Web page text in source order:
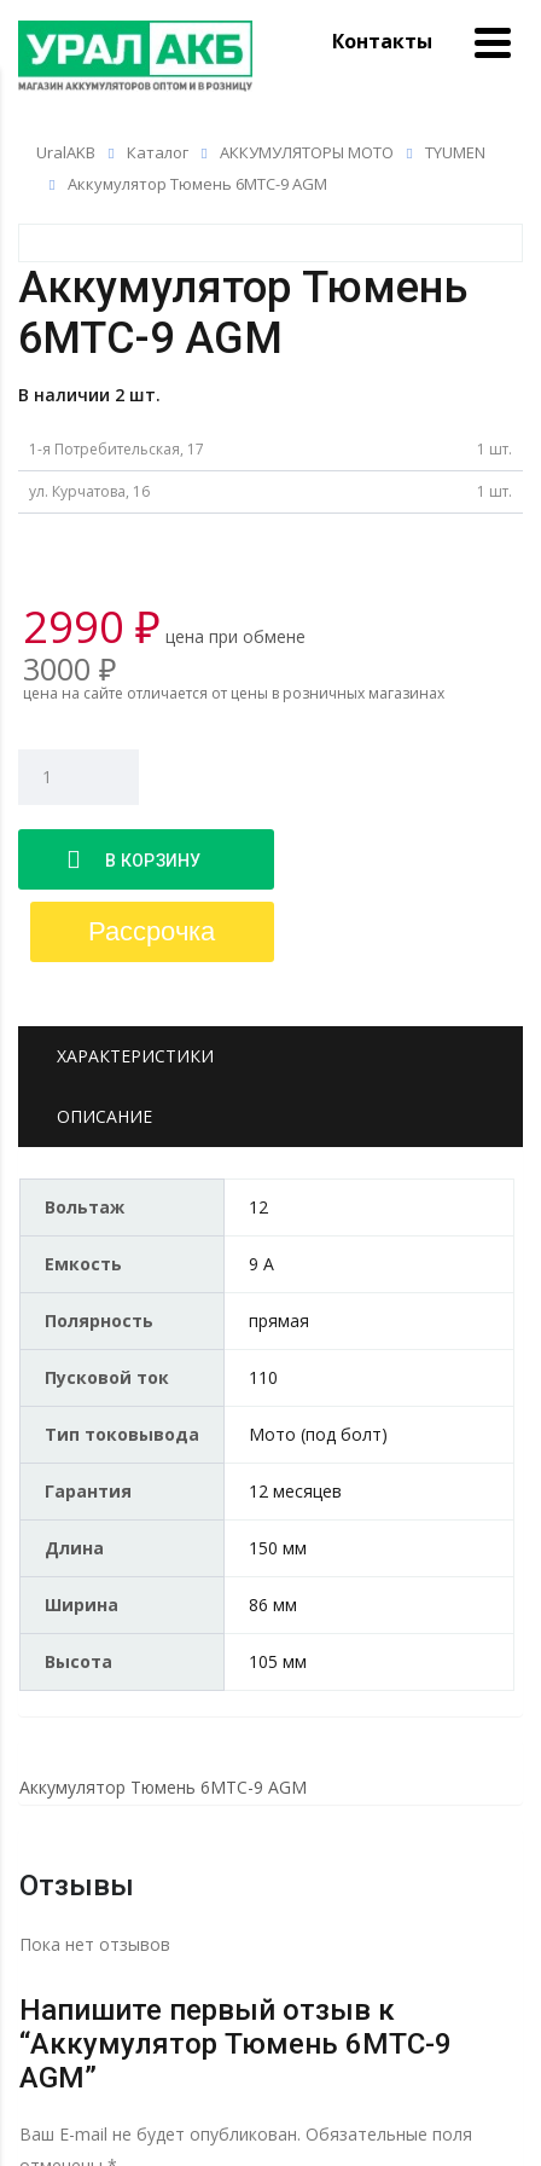
Контакты
UralAKB Каталог АККУМУЛЯТОРЫ МОТО
TYUMEN
Аккумулятор Тюмень 6МТС-9 AGM
Аккумулятор Тюмень
6МТС-9 AGM
В наличии 2 шт.
1-я Потребительская, 17 1 шт.
ул. Курчатова, 16 1 шт.
2990 ₽ цена при обмене
3000 ₽
цена на сайте отличается от цены в розничных магазинах
В КОРЗИНУ
Рассрочка
ХАРАКТЕРИСТИКИ
ОПИСАНИЕ
Вольтаж 12
Емкость 9 А
Полярность прямая
Пусковой ток 110
Тип токовывода Мото (под болт)
Гарантия 12 месяцев
Длина 150 мм
Ширина 86 мм
Высота 105 мм
Аккумулятор Тюмень 6МТС-9 AGM
Отзывы
Пока нет отзывов
Напишите первый отзыв к
“Аккумулятор Тюмень 6МТС-9
AGM”
Ваш E-mail не будет опубликован. Обязательные поля